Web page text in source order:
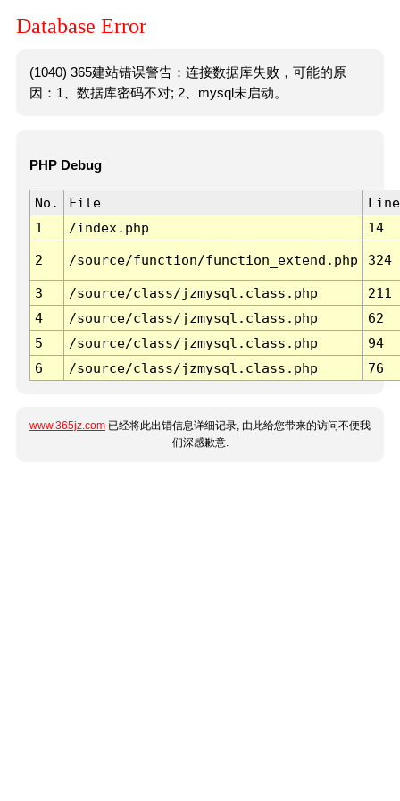
Database Error
(1040) 365建站错误警告：连接数据库失败，可能的原
因：1、数据库密码不对; 2、mysql未启动。
PHP Debug
No. File
Line
1
/index.php 14
2 /source/function/function_extend.php 324
3 /source/class/jzmysql.class.php
211
4
/source/class/jzmysql.class.php
62
5
/source/class/jzmysql.class.php
94
6
/source/class/jzmysql.class.php 76
www.365jz.com 已经将此出错信息详细记录, 由此给您带来的访问不便我
们深感歉意.